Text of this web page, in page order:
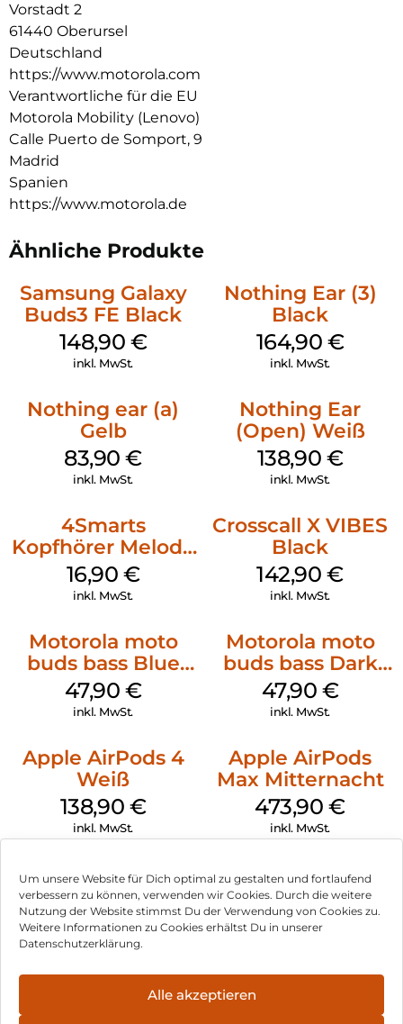
Um unsere Website für Dich optimal zu gestalten und fortlaufend
verbessern zu können, verwenden wir Cookies. Durch die weitere
Nutzung der Website stimmst Du der Verwendung von Cookies zu.
Weitere Informationen zu Cookies erhältst Du in unserer
Datenschutzerklärung.
Alle akzeptieren
Vorstadt 2
61440 Oberursel
Deutschland
https://www.motorola.com
Verantwortliche für die EU
Motorola Mobility (Lenovo)
Calle Puerto de Somport, 9
Madrid
Spanien
https://www.motorola.de
Ähnliche Produkte
Samsung Galaxy
Buds3 FE Black
148,90 €
inkl. MwSt.
Nothing Ear (3)
Black
164,90 €
inkl. MwSt.
Nothing ear (a)
Gelb
83,90€
inkl. MwSt.
Nothing Ear
(Open) Weiß
138,90 €
inkl. MwSt.
4Smarts
Kopfhörer Melody
Digital USB-C
Weiß
16,90 €
inkl. MwSt.
Crosscall X VIBES
Black
142,90€
inkl. MwSt.
Motorola moto
buds bass Blue
Jewel
47,90 €
inkl. MwSt.
Motorola moto
buds bass Dark
Shadow
47,90 €
inkl. MwSt.
Apple AirPods 4
Weiß
138,90 €
inkl. MwSt.
Apple AirPods
Max Mitternacht
473,90€
inkl. MwSt.
Impressum
Können wir Dir behilflich sein?